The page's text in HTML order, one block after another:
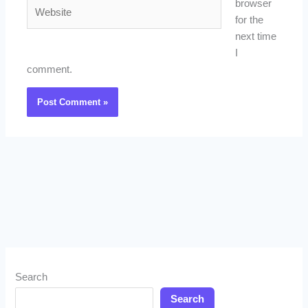
browser
for the
next time
comment.
Search
Search